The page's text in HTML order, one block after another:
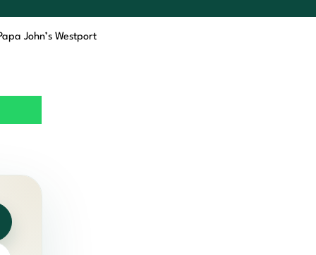
John’s Westport